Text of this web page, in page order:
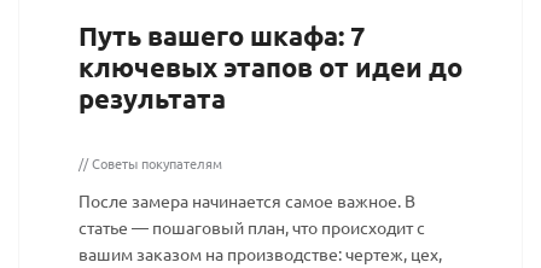
Путь вашего шкафа: 7
ключевых этапов от идеи до
результата
// Советы покупателям
После замера начинается самое важное. В
статье — пошаговый план, что происходит с
вашим заказом на производстве: чертеж, цех,